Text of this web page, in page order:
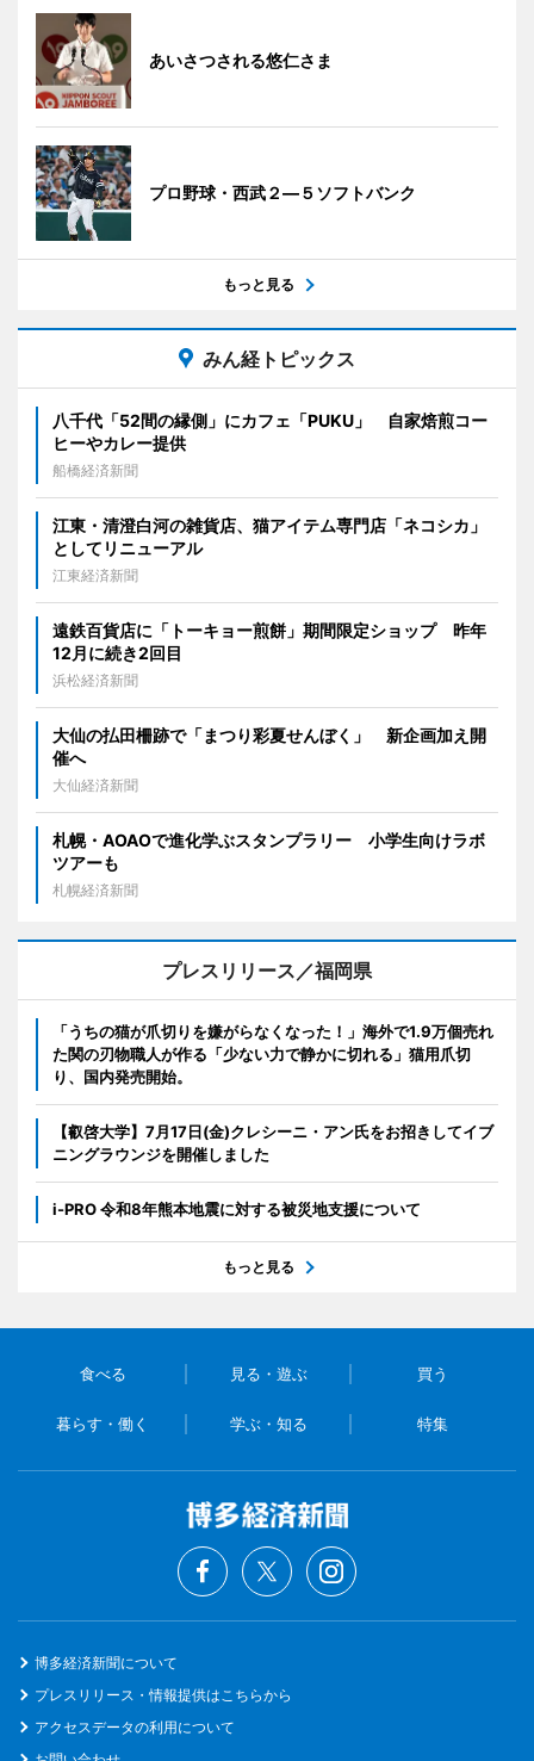
あいさつされる悠仁さま
プロ野球・西武２―５ソフトバンク
もっと見る
みん経トピックス
八千代「52間の縁側」にカフェ「PUKU」 自家焙煎コー
ヒーやカレー提供
船橋経済新聞
江東・清澄白河の雑貨店、猫アイテム専門店「ネコシカ」
としてリニューアル
江東経済新聞
遠鉄百貨店に「トーキョー煎餅」期間限定ショップ 昨年
12月に続き2回目
浜松経済新聞
大仙の払田柵跡で「まつり彩夏せんぼく」 新企画加え開
催へ
大仙経済新聞
札幌・AOAOで進化学ぶスタンプラリー 小学生向けラボ
ツアーも
札幌経済新聞
プレスリリース／福岡県
「うちの猫が爪切りを嫌がらなくなった！」海外で1.9万個売れ
た関の刃物職人が作る「少ない力で静かに切れる」猫用爪切
り、国内発売開始。
【叡啓大学】7月17日(金)クレシーニ・アン氏をお招きしてイブ
ニングラウンジを開催しました
i-PRO 令和8年熊本地震に対する被災地支援について
もっと見る
食べる 見る・遊ぶ 買う
暮らす・働く 学ぶ・知る 特集
博多経済新聞について
プレスリリース・情報提供はこちらから
アクセスデータの利用について